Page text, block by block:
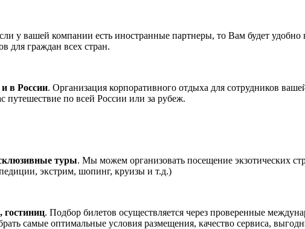
у вашей компании есть иностранные партнеры, то Вам будет
для граждан всех стран.
в России. Организация корпоративного отдыха для сотрудников
путешествие по всей России или за рубеж.
туры. Мы можем организовать посещение экзотических
экстрим, шопинг, круизы и т.д.)
гостиниц. Подбор билетов осуществляется через проверенные
самые оптимальные условия размещения, качество сервиса,